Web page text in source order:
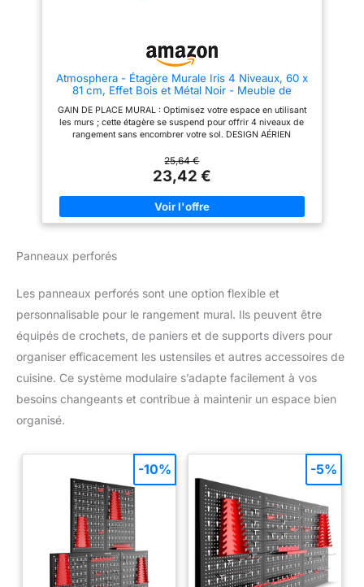
flottantes. Veuillez contacter
produit basée aux États-Unis si
vous avez des questions.
Chaque étagère murale de
cuisine mesure 40 cm x 15 cm x
2,5 cm/15,75″ L x 5,91″ L x
vous ayez besoin d'améliorer
d'organiser votre cuisine, vous
configurer les étagères
pour remplir un espace vertical
ou créer une plus longue ligne
couture : les étagères en bois
rustique sont conçues pour
créer un effet « flottant »
visuellement saisissant sur le
de montage dans l'étagère
murale en bois. Le système de
montage dissimulé améliore
l'attrait esthétique et contribue à
rationaliser l'apparence de
n'importe quelle pièce.
Atmosphera - Étagère Murale Iris 4 Niveaux, 60 x
81 cm, Effet Bois et Métal Noir - Meuble de
GAIN DE PLACE MURAL : Optimisez votre espace en utilisant
les murs ; cette étagère se suspend pour offrir 4 niveaux de
rangement sans encombrer votre sol. DESIGN AÉRIEN
tablettes effet bois apporte une touche de légèreté et de style à
votre intérieur. CONCEPTION FIABLE ET ROBUSTE : Profitez
d'une grande stabilité grâce à la structure en fer résistante et
aux quatre solides tablettes en panneau de fibres de bois.
DIMENSIONS OPTIMALES : Ses mesures de L 60 x P 16,8 x H
81,4 cm offrent une belle capacité pour exposer vos livres et
décoration transforme le quotidien, la marque propose des
25,64 €
23,42 €
Panneaux perforés
Les panneaux perforés sont une option flexible et
personnalisable pour le rangement mural. Ils peuvent être
équipés de crochets, de paniers et de supports divers pour
organiser efficacement les ustensiles et autres accessoires de
cuisine. Ce système modulaire s’adapte facilement à vos
besoins changeants et contribue à maintenir un espace bien
organisé.
-10% -5%